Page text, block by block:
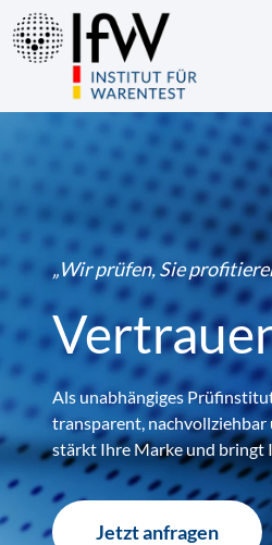
„Wir prüfen, Sie
Als unabhängiges
transparent, nachvollziehbar
stärkt Ihre Marke und bringt
Jetzt anfragen